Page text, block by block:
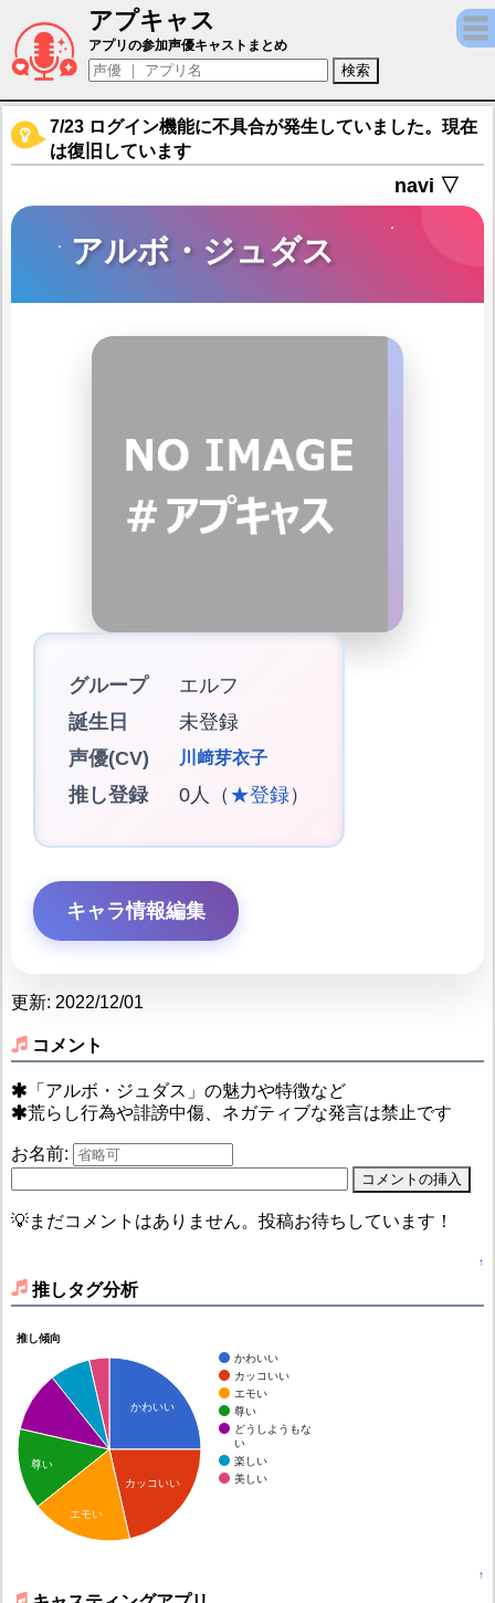
アプキャス
アルボ・ジュダス（声優：川﨑芽衣子)【キ
アプリの参加声優キャストまとめ
7/23 ログイン機能に不具合が発生していました。現在
は復旧しています
navi ▽
アルボ・ジュダス
グループ
エルフ
誕生日
未登録
声優(CV)
川﨑芽衣子
推し登録 0人（ ★登録）
キャラ情報編集
更新: 2022/12/01
コメント
「アルボ・ジュダス」の魅力や特徴など
荒らし行為や誹謗中傷、ネガティブな発言は禁止です
お名前:
💡まだコメントはありません。投稿お待ちしています！
↑
推しタグ分析
推し傾向
かわいい
カッコいい
エモい
尊い
どうしようもな
い
楽しい
美しい
かわいい
カッコいい
尊い
エモい
↑